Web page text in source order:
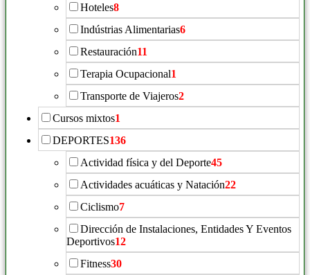
Hoteles8
Indústrias Alimentarias6
Restauración11
Terapia Ocupacional1
Transporte de Viajeros2
Cursos mixtos1
DEPORTES136
Actividad física y del Deporte45
Actividades acuáticas y Natación22
Ciclismo7
Dirección de Instalaciones, Entidades Y Eventos
Deportivos12
Fitness30